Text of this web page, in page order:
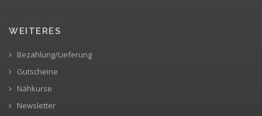
WEITERES
Bezahlung/Lieferung
Gutscheine
Nähkurse
Newsletter